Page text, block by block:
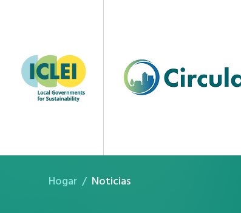
Noticias
Hogar Noticias